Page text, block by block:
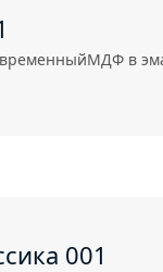
МДФ в
001